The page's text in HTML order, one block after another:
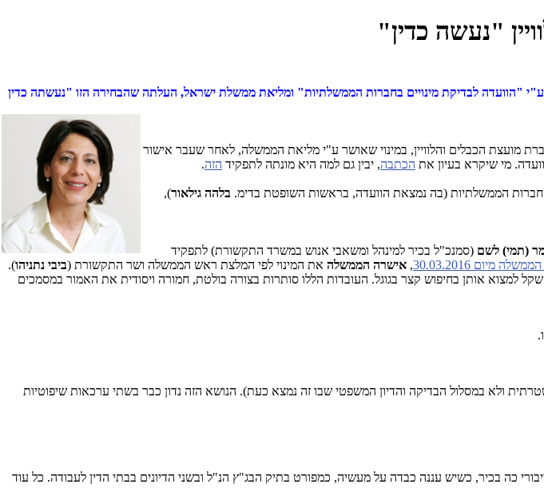
"נעשה כדין"
לבדיקת מינויים בחברות הממשלתיות" ומליאת ממשלת ישראל, העלתה שהבחירה הזו "נעשתה כדין
מועצת הכבלים והלוויין, במינוי שאושר ע"י מליאת הממשלה, לאחר שעבר אישור
מי שיקרא בעיון את הכתבה, יבין גם למה היא מונתה לתפקיד הזה.
בלהה גילאור),
(תמי) לשם (סמנכ"ל בכיר למינהל ומשאבי אנוש במשרד התקשורת) לתפקיד
, אישרה הממשלה את המינוי לפי המלצת ראש הממשלה ושר התקשורת (ביבי נתניהו).
למצוא אותן בחיפוש קצר בגוגל. העובדות הללו סותרות בצורה בולטת, חמורה ויסודית את האמור במסמכים
ולא במסלול הבדיקה והדיון המשפטי שבו זה נמצא כעת). הנושא הזה נדון כבר בשתי ערכאות שיפוטיות
כה בכיר, כשיש עננה כבדה על מעשיה, כמפורט בתיק הבג"ץ הנ"ל ובשני הדיונים בבתי הדין לעבודה. כל עוד